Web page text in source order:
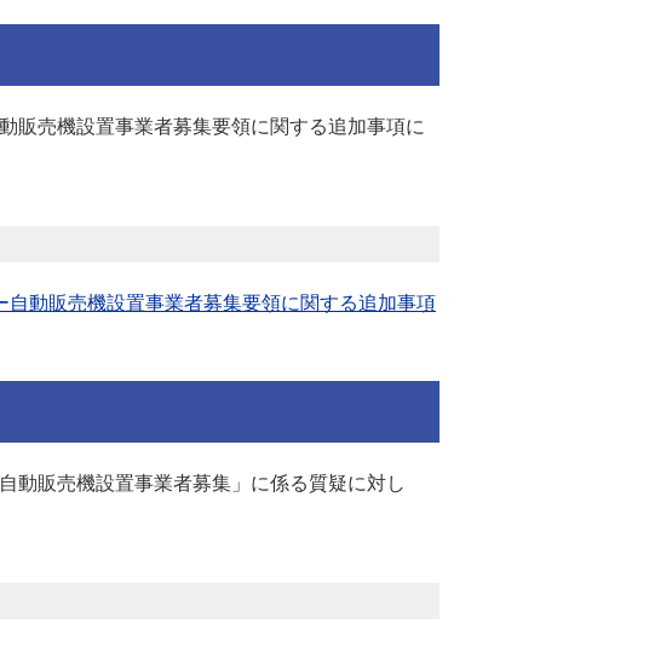
販売機設置事業者募集要領に関する追加事項に
動販売機設置事業者募集要領に関する追加事項
動販売機設置事業者募集」に係る質疑に対し